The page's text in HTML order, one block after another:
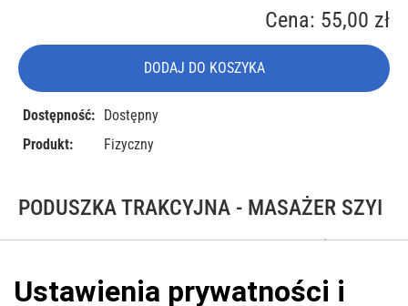
PODUSZKA TRAKCYJNA - MASAŻER SZYI
Przejdź do witryny produktu
Cena: 55,00 zł
DODAJ DO KOSZYKA
Dostępność: Dostępny
Produkt:
Fizyczny